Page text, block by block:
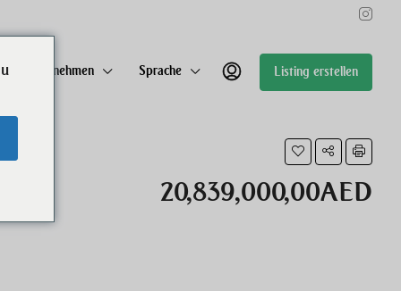
Unternehmen Sprache Listing erstellen
20,839,000,00AED